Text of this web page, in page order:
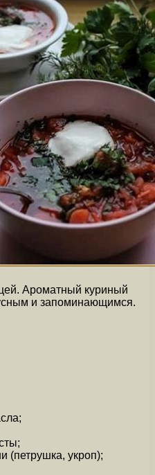
Ароматный куриный
и запоминающимся.
(петрушка, укроп);